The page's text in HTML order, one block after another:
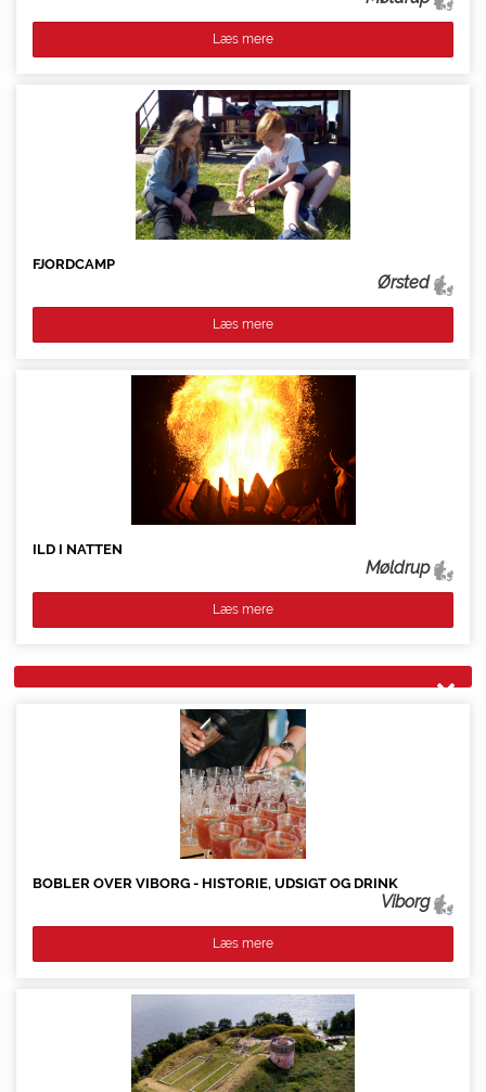
Læs mere
FJORDCAMP
Ørsted
Læs mere
ILD I NATTEN
Møldrup
Læs mere
BOBLER OVER VIBORG - HISTORIE, UDSIGT OG DRINK
Viborg
Læs mere